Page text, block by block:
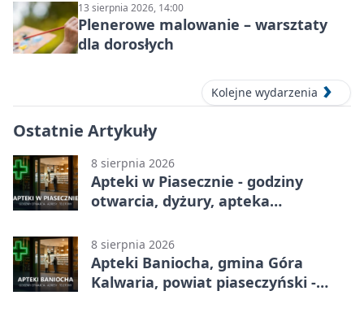
13 sierpnia 2026, 14:00
Plenerowe malowanie – warsztaty
dla dorosłych
Kolejne wydarzenia
Ostatnie Artykuły
8 sierpnia 2026
Apteki w Piasecznie - godziny
otwarcia, dyżury, apteka
8 sierpnia 2026
Apteki Baniocha, gmina Góra
Kalwaria, powiat piaseczyński -